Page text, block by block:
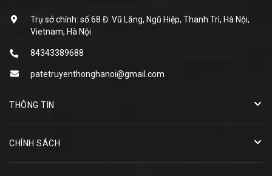
Trụ sở chính: số 68 Đ. Vũ Lăng, Ngũ Hiệp, Thanh Trì, Hà Nội,
Vietnam, Hà Nội
84343389688
patetruyenthonghanoi@gmail.com
THÔNG TIN
CHÍNH SÁCH